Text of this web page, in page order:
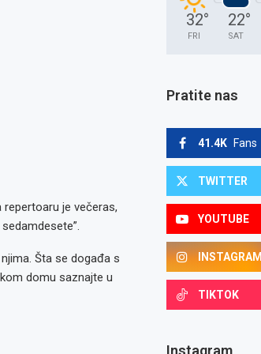
repertoaru je večeras,
Šta se događa s
domu saznajte u
32°
FRI
22°
SAT
Pratite nas
41.4K Fans
TWITTER
YOUTUBE
INSTAGRAM
TIKTOK
Instagram